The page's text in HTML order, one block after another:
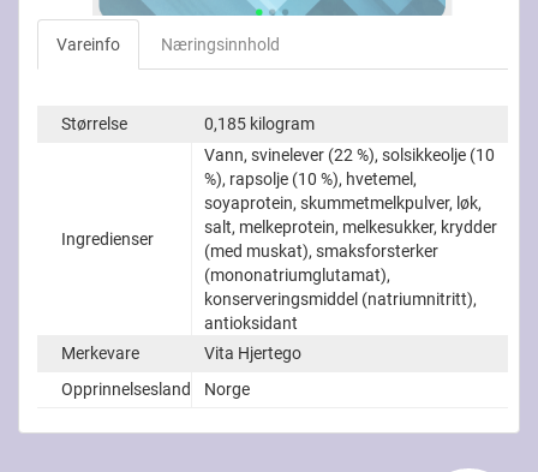
Vareinfo Næringsinnhold
Størrelse 0,185 kilogram
Ingredienser
Vann, svinelever (22 %), solsikkeolje (10
%), rapsolje (10 %), hvetemel,
soyaprotein, skummetmelkpulver, løk,
salt, melkeprotein, melkesukker, krydder
(med muskat), smaksforsterker
(mononatriumglutamat),
konserveringsmiddel (natriumnitritt),
antioksidant
Merkevare
Vita Hjertego
Opprinnelsesland
Norge